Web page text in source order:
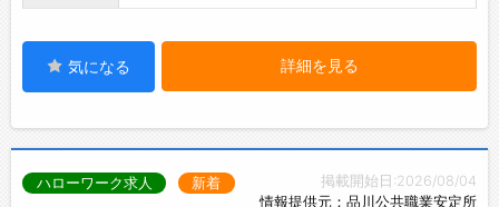
気になる 詳細を見る
掲載開始日:2026/08/04
情報提供元：品川公共職業安定所
ハローワーク求人 新着